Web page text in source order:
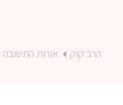
הרב קוק
אורות התשובה